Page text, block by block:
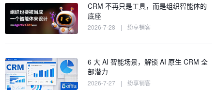
CRM 不再只是工具，而是组织智能体的
底座
2026-7-28 | 纷享销客
6 大 AI 智能场景，解锁 AI 原生 CRM 全
部潜力
2026-7-27 | 纷享销客